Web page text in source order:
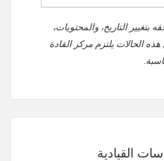
بتغيير التاريخ، والمحتويات،
الحالات يلتزم مركز القادة
القيادية